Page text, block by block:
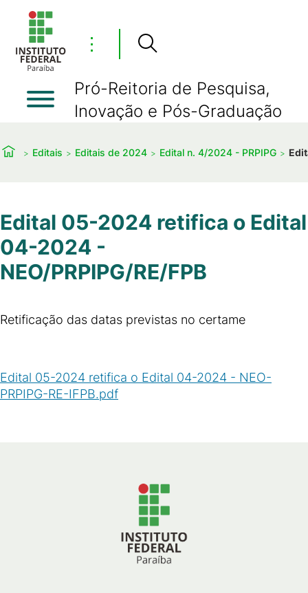
⋮
Pró-Reitoria de Pesquisa,
Inovação e Pós-Graduação
Editais Editais de 2024 Edital n. 4/2024 - PRPIPG
Edital 05-2024 retifica o Edital
04-2024 -
NEO/PRPIPG/RE/FPB
Retificação das datas previstas no certame
Edital 05-2024 retifica o Edital 04-2024 - NEO-
PRPIPG-RE-IFPB.pdf